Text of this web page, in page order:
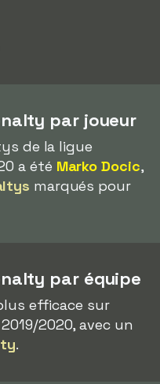
par joueur
de la ligue
a été Marko Docic,
marqués pour
par équipe
efficace sur
2020, avec un
.